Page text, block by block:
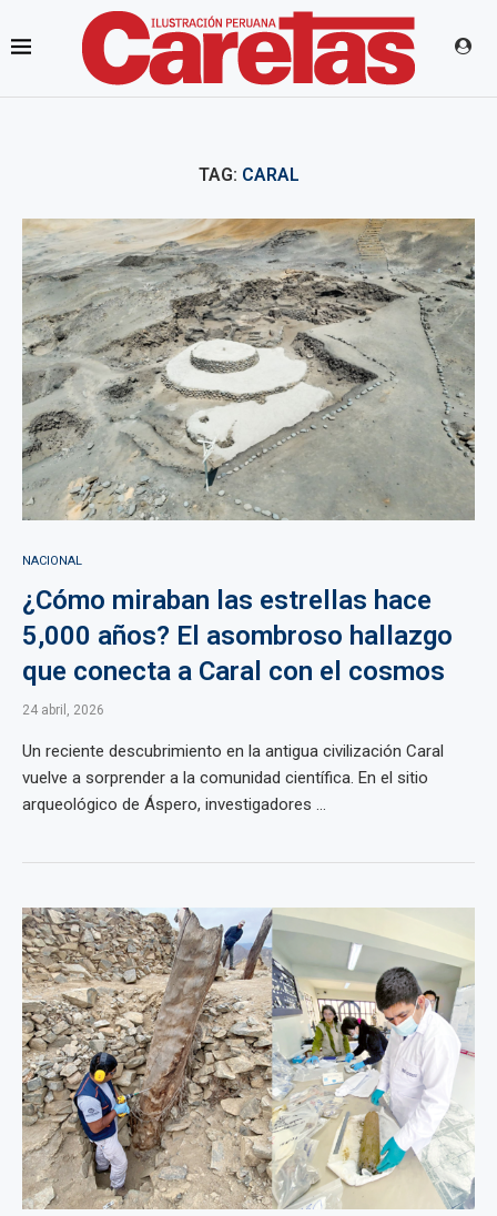
TAG: CARAL
NACIONAL
¿Cómo miraban las estrellas hace
5,000 años? El asombroso hallazgo
que conecta a Caral con el cosmos
24 abril, 2026
Un reciente descubrimiento en la antigua civilización Caral
vuelve a sorprender a la comunidad científica. En el sitio
arqueológico de Áspero, investigadores ...